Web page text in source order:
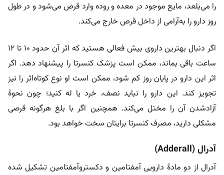
را می‌بلعد، مایع موجود در معده و روده وارد قرص می‌شود و در طول
روز دارو را به‌آرامی از داخل قرص خارج می‌کند.
اگر دنبال بهترین داروی بیش فعالی هستید که اثر آن حدود ۱۰ تا ۱۲
ساعت باقی بماند، ممکن است پزشک کنسرتا را پیشنهاد ‌دهد. اگر
اثر این دارو در پایان روز کم شود، ممکن است او نوع کوتاه‌اثر را نیز
تجویز کند. این دارو را نباید نصف، خرد یا له کنید؛ چون نحوۀ
آزادشدن آن را مختل می‌کند. همچنین اگر با بلغ هرگونه قرصی
مشکلی دارید، مصرف کنسرتا برایتان سخت خواهد بود.
آدرال (Adderall)
آدرال از دو مادۀ دارویی آمفتامین و دکستروآمفتامین تشکیل شده